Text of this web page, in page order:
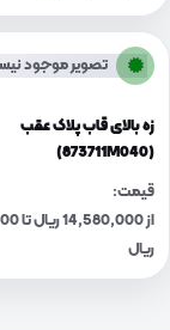
تصویر موجود
زه بالای قاب پلاک عقب
(873711M040)
قیمت:
از
ریال